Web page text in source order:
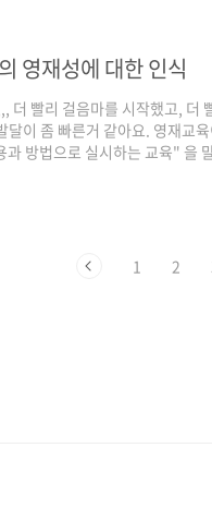
국가적 차원에서 필요하다. 1.영
영재성에 대한 인식
더 빨리 걸음마를 시작했고, 더
달이 좀 빠른거 같아요. 영재교
과 방법으로 실시하는 교육" 을
. 영재들의 잼재능력을 최대한
주려고 했을까? " 그렇다면 먼
1 2